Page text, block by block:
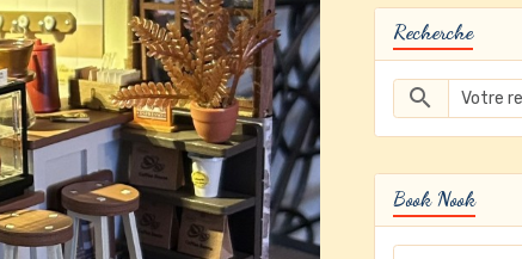
Recherche
Book Nook